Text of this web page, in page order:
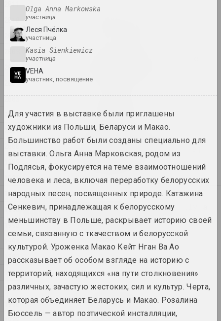
2009
2007
2004
2003
2002
2001
2000
1999
1998
1997
1996
1995
1993
1992
1991
1990
2025. персональная выставка
2025. групповой проект
SAMASIEJ Festiwal
Współczesnej Białoruskiej
Sztuki Wideo
2025. фестиваль
2024
Lossy notes or typically a
presentation has many
constraints
2024. выставка
1374
2024. выставка
Владимир Парфенок
Вильнюсский альбом
2024. персональная выставка
Olga Anna Markowska
участница
Леся Пчёлка
участница
Kasia Sienkiewicz
участница
VEHA
участник, посвящение
Для участия в выставке были приглашены
художники из Польши, Беларуси и Макао.
Большинство работ были созданы специально для
выставки. Ольга Анна Марковская, родом из
Подлясья, фокусируется на теме взаимоотношений
человека и леса, включая переработку белорусских
народных песен, посвященных природе. Катажина
Сенкевич, принадлежащая к белорусскому
меньшинству в Польше, раскрывает историю своей
семьи, связанную с ткачеством и белорусской
культурой. Уроженка Макао Кейт Нган Ва Ао
рассказывает об особом взгляде на историю с
территорий, находящихся «на пути столкновения»
различных, зачастую жестоких, сил и культур. Черта,
которая объединяет Беларусь и Макао. Розалина
Бюссель — автор поэтической инсталляции,